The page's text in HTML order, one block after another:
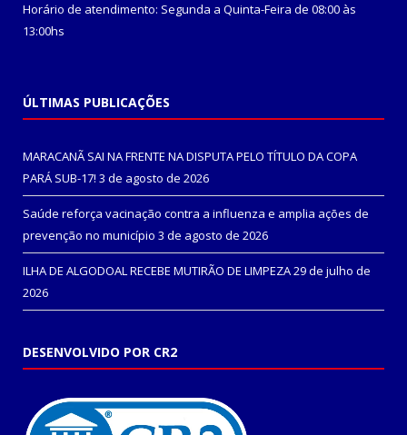
Horário de atendimento: Segunda a Quinta-Feira de 08:00 às
13:00hs
ÚLTIMAS PUBLICAÇÕES
MARACANÃ SAI NA FRENTE NA DISPUTA PELO TÍTULO DA COPA
PARÁ SUB-17! 3 de agosto de 2026
Saúde reforça vacinação contra a influenza e amplia ações de
prevenção no município 3 de agosto de 2026
ILHA DE ALGODOAL RECEBE MUTIRÃO DE LIMPEZA29 de julho de
2026
DESENVOLVIDO POR CR2